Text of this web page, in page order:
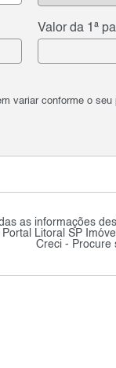
Valor da 1ª
variar conforme o seu
as informações
Portal Litoral SP
Creci - Procure